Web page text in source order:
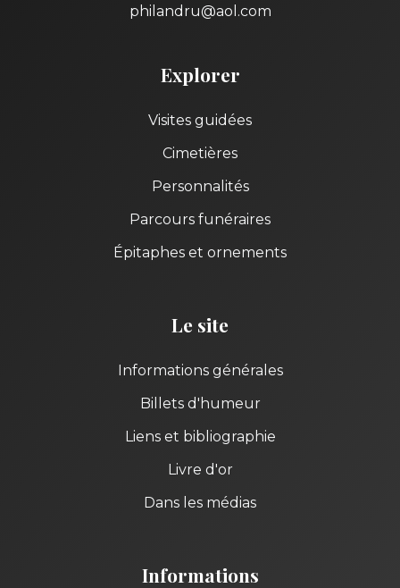
philandru@aol.com
Explorer
Visites guidées
Cimetières
Personnalités
Parcours funéraires
Épitaphes et ornements
Le site
Informations générales
Billets d'humeur
Liens et bibliographie
Livre d'or
Dans les médias
Informations